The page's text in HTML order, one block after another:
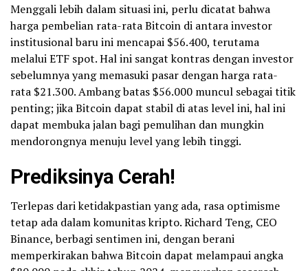
Menggali lebih dalam situasi ini, perlu dicatat bahwa
harga pembelian rata-rata Bitcoin di antara investor
institusional baru ini mencapai $56.400, terutama
melalui ETF spot. Hal ini sangat kontras dengan investor
sebelumnya yang memasuki pasar dengan harga rata-
rata $21.300. Ambang batas $56.000 muncul sebagai titik
penting; jika Bitcoin dapat stabil di atas level ini, hal ini
dapat membuka jalan bagi pemulihan dan mungkin
mendorongnya menuju level yang lebih tinggi.
Prediksinya Cerah!
Terlepas dari ketidakpastian yang ada, rasa optimisme
tetap ada dalam komunitas kripto. Richard Teng, CEO
Binance, berbagi sentimen ini, dengan berani
memperkirakan bahwa Bitcoin dapat melampaui angka